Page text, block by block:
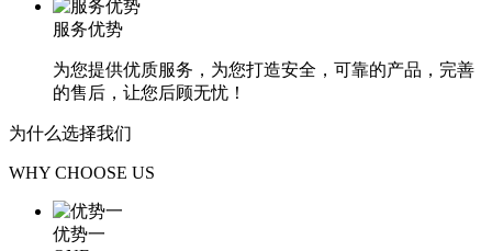
服务优势
为您提供优质服务，为您打造安全，可靠的产品，完善
的售后，让您后顾无忧！
为什么选择我们
WHY CHOOSE US
优势一